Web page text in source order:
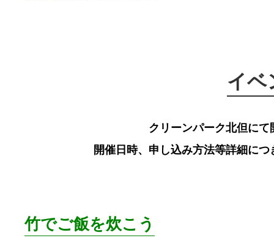
イベ
クリーンパーク北但に
開催日時、申し込み方法等詳細に
竹でご飯を炊こう